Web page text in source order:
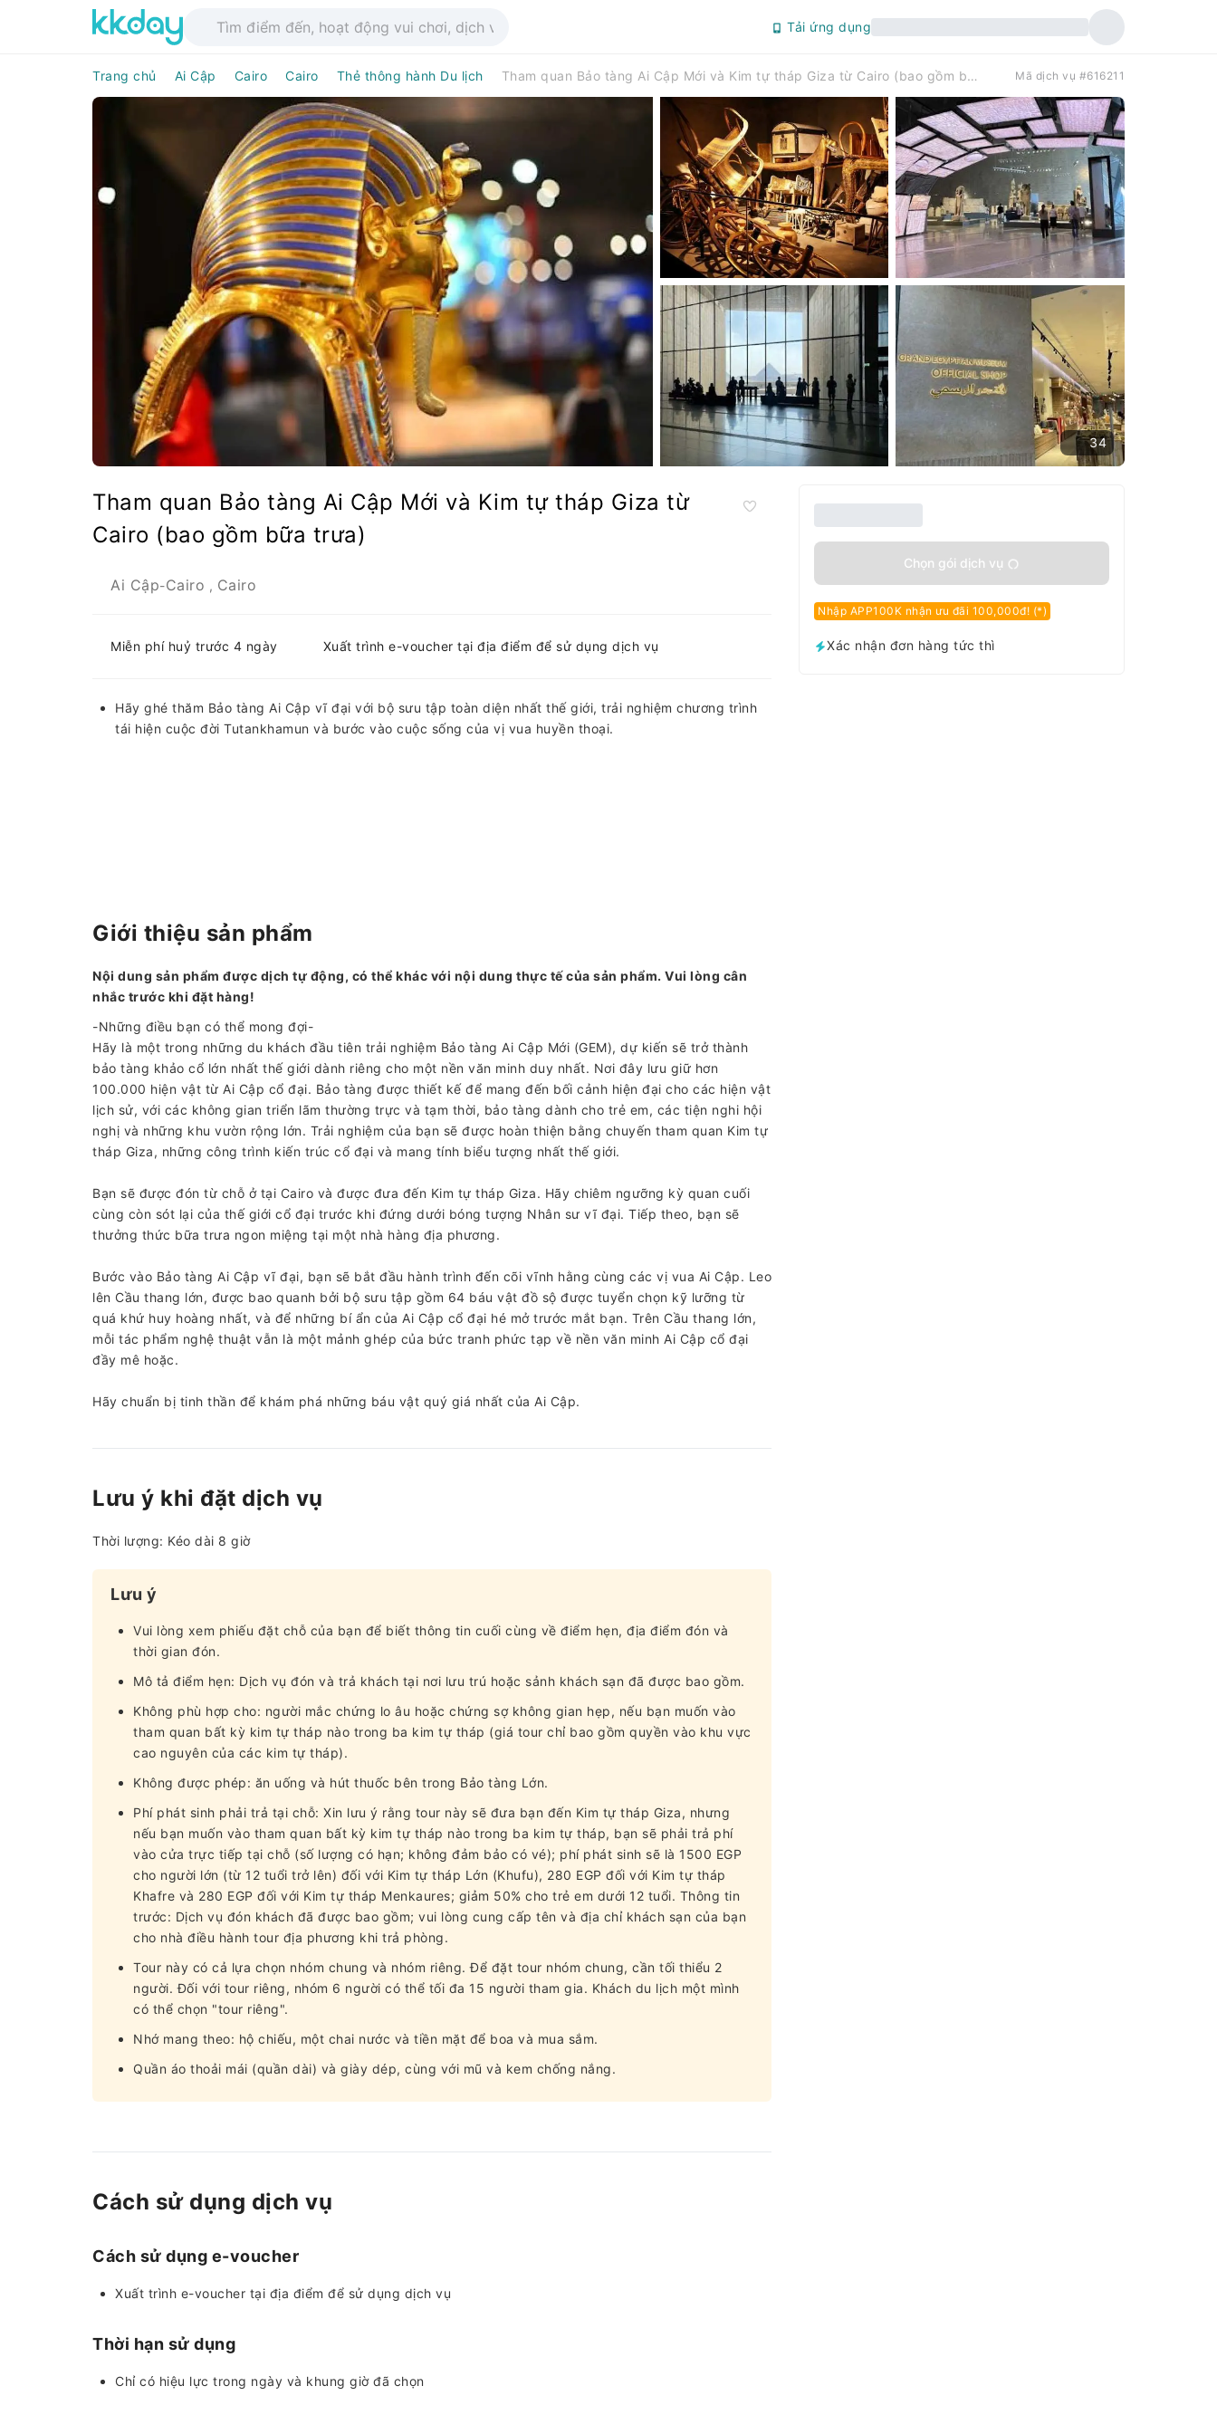
Tải ứng dụng
Trang chủ Ai Cập Cairo Cairo Thẻ thông hành Du lịch Tham quan Bảo tàng Ai Cập Mới và Kim tự tháp Giza từ Cairo (bao gồm bữa trưa) Mã dịch vụ #616211
34
Tham quan Bảo tàng Ai Cập Mới và Kim tự tháp Giza từ
Cairo (bao gồm bữa trưa)
Ai Cập-Cairo , Cairo
Miễn phí huỷ trước 4 ngày Xuất trình e-voucher tại địa điểm để sử dụng dịch vụ
Hãy ghé thăm Bảo tàng Ai Cập vĩ đại với bộ sưu tập toàn diện nhất thế giới, trải nghiệm chương trình
tái hiện cuộc đời Tutankhamun và bước vào cuộc sống của vị vua huyền thoại.
Chọn gói dịch vụ
Nhập APP100K nhận ưu đãi 100,000đ! (*)
Xác nhận đơn hàng tức thì
Giới thiệu sản phẩm
Nội dung sản phẩm được dịch tự động, có thể khác với nội dung thực tế của sản phẩm. Vui lòng cân
nhắc trước khi đặt hàng!
-Những điều bạn có thể mong đợi-
Hãy là một trong những du khách đầu tiên trải nghiệm Bảo tàng Ai Cập Mới (GEM), dự kiến ​​sẽ trở thành
bảo tàng khảo cổ lớn nhất thế giới dành riêng cho một nền văn minh duy nhất. Nơi đây lưu giữ hơn
100.000 hiện vật từ Ai Cập cổ đại. Bảo tàng được thiết kế để mang đến bối cảnh hiện đại cho các hiện vật
lịch sử, với các không gian triển lãm thường trực và tạm thời, bảo tàng dành cho trẻ em, các tiện nghi hội
nghị và những khu vườn rộng lớn. Trải nghiệm của bạn sẽ được hoàn thiện bằng chuyến tham quan Kim tự
tháp Giza, những công trình kiến ​​trúc cổ đại và mang tính biểu tượng nhất thế giới.
Bạn sẽ được đón từ chỗ ở tại Cairo và được đưa đến Kim tự tháp Giza. Hãy chiêm ngưỡng kỳ quan cuối
cùng còn sót lại của thế giới cổ đại trước khi đứng dưới bóng tượng Nhân sư vĩ đại. Tiếp theo, bạn sẽ
thưởng thức bữa trưa ngon miệng tại một nhà hàng địa phương.
Bước vào Bảo tàng Ai Cập vĩ đại, bạn sẽ bắt đầu hành trình đến cõi vĩnh hằng cùng các vị vua Ai Cập. Leo
lên Cầu thang lớn, được bao quanh bởi bộ sưu tập gồm 64 báu vật đồ sộ được tuyển chọn kỹ lưỡng từ
quá khứ huy hoàng nhất, và để những bí ẩn của Ai Cập cổ đại hé mở trước mắt bạn. Trên Cầu thang lớn,
mỗi tác phẩm nghệ thuật vẫn là một mảnh ghép của bức tranh phức tạp về nền văn minh Ai Cập cổ đại
đầy mê hoặc.
Hãy chuẩn bị tinh thần để khám phá những báu vật quý giá nhất của Ai Cập.
Lưu ý khi đặt dịch vụ
Thời lượng: Kéo dài 8 giờ
Lưu ý
Vui lòng xem phiếu đặt chỗ của bạn để biết thông tin cuối cùng về điểm hẹn, địa điểm đón và
thời gian đón.
Mô tả điểm hẹn: Dịch vụ đón và trả khách tại nơi lưu trú hoặc sảnh khách sạn đã được bao gồm.
Không phù hợp cho: người mắc chứng lo âu hoặc chứng sợ không gian hẹp, nếu bạn muốn vào
tham quan bất kỳ kim tự tháp nào trong ba kim tự tháp (giá tour chỉ bao gồm quyền vào khu vực
cao nguyên của các kim tự tháp).
Không được phép: ăn uống và hút thuốc bên trong Bảo tàng Lớn.
Phí phát sinh phải trả tại chỗ: Xin lưu ý rằng tour này sẽ đưa bạn đến Kim tự tháp Giza, nhưng
nếu bạn muốn vào tham quan bất kỳ kim tự tháp nào trong ba kim tự tháp, bạn sẽ phải trả phí
vào cửa trực tiếp tại chỗ (số lượng có hạn; không đảm bảo có vé); phí phát sinh sẽ là 1500 EGP
cho người lớn (từ 12 tuổi trở lên) đối với Kim tự tháp Lớn (Khufu), 280 EGP đối với Kim tự tháp
Khafre và 280 EGP đối với Kim tự tháp Menkaures; giảm 50% cho trẻ em dưới 12 tuổi. Thông tin
trước: Dịch vụ đón khách đã được bao gồm; vui lòng cung cấp tên và địa chỉ khách sạn của bạn
cho nhà điều hành tour địa phương khi trả phòng.
Tour này có cả lựa chọn nhóm chung và nhóm riêng. Để đặt tour nhóm chung, cần tối thiểu 2
người. Đối với tour riêng, nhóm 6 người có thể tối đa 15 người tham gia. Khách du lịch một mình
có thể chọn "tour riêng".
Nhớ mang theo: hộ chiếu, một chai nước và tiền mặt để boa và mua sắm.
Quần áo thoải mái (quần dài) và giày dép, cùng với mũ và kem chống nắng.
Cách sử dụng dịch vụ
Cách sử dụng e-voucher
Xuất trình e-voucher tại địa điểm để sử dụng dịch vụ
Thời hạn sử dụng
Chỉ có hiệu lực trong ngày và khung giờ đã chọn